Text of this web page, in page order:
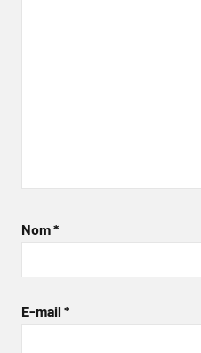
Nom*
E-mail *